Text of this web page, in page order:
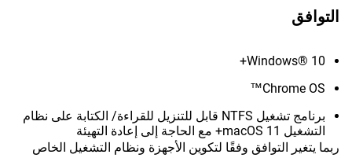
التوافق
Windows® 10+
Chrome OS™
برنامج تشغيل NTFS قابل للتنزيل للقراءة/ الكتابة على نظام
التشغيل macOS 11+ مع الحاجة إلى إعادة التهيئة
ربما يتغير التوافق وفقًا لتكوين الأجهزة ونظام التشغيل الخاص